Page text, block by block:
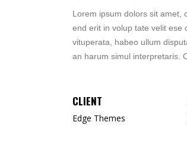
Lorem ipsum dolors sit amet,
end erit in volup tate velit ese
vituperata, habeo ullum
an harum simul interpretaris.
CLIENT
Edge Themes